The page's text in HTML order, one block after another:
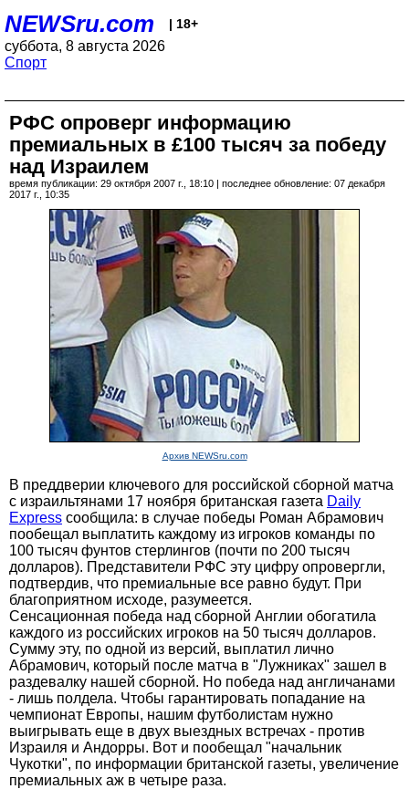
NEWSru.com | 18+
суббота, 8 августа 2026
Спорт
РФС опроверг информацию
премиальных в £100 тысяч за победу
над Израилем
время публикации: 29 октября 2007 г., 18:10 | последнее обновление: 07 декабря
2017 г., 10:35
Архив NEWSru.com
В преддверии ключевого для российской сборной матча
с израильтянами 17 ноября британская газета Daily
Express сообщила: в случае победы Роман Абрамович
пообещал выплатить каждому из игроков команды по
100 тысяч фунтов стерлингов (почти по 200 тысяч
долларов). Представители РФС эту цифру опровергли,
подтвердив, что премиальные все равно будут. При
благоприятном исходе, разумеется.
Сенсационная победа над сборной Англии обогатила
каждого из российских игроков на 50 тысяч долларов.
Сумму эту, по одной из версий, выплатил лично
Абрамович, который после матча в "Лужниках" зашел в
раздевалку нашей сборной. Но победа над англичанами
- лишь полдела. Чтобы гарантировать попадание на
чемпионат Европы, нашим футболистам нужно
выигрывать еще в двух выездных встречах - против
Израиля и Андорры. Вот и пообещал "начальник
Чукотки", по информации британской газеты, увеличение
премиальных аж в четыре раза.